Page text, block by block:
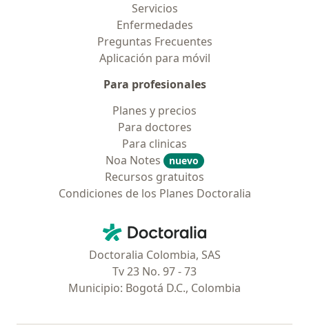
Servicios
Enfermedades
Preguntas Frecuentes
Aplicación para móvil
Para profesionales
Planes y precios
Para doctores
Para clinicas
Noa Notes
nuevo
Recursos gratuitos
Condiciones de los Planes Doctoralia
Doctoralia - Página de inicio
Doctoralia Colombia, SAS
Tv 23 No. 97 - 73
Municipio: Bogotá D.C., Colombia